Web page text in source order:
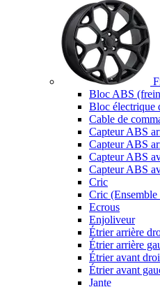
Bloc ABS
Bloc électrique
Cable de
Capteur ABS
Capteur ABS
Capteur ABS
Capteur ABS
Cric
Cric (Ensemble
Ecrous
Enjoliveur
Étrier arrière
Étrier arrière
Étrier avant
Étrier avant
Jante